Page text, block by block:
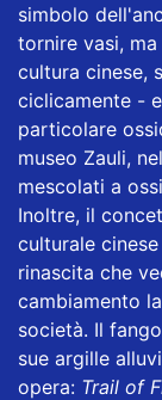
simbolo
tornire vasi,
cultura cinese,
ciclicamente -
particolare
museo Zauli,
mescolati a
Inoltre, il
culturale
rinascita che
cambiamento
società. Il
sue argille
opera: Trail of